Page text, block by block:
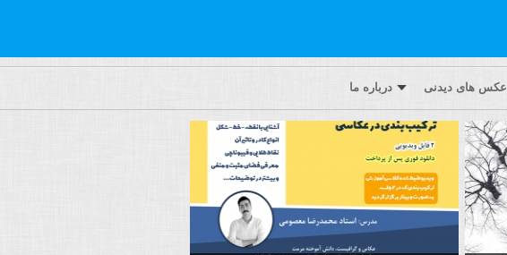
عکس های دیدنی درباره ما